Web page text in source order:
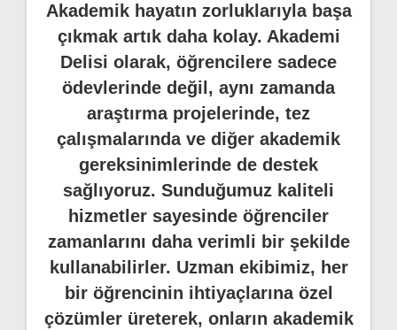
Akademik hayatın zorluklarıyla başa
çıkmak artık daha kolay. Akademi
Delisi olarak, öğrencilere sadece
ödevlerinde değil, aynı zamanda
araştırma projelerinde, tez
çalışmalarında ve diğer akademik
gereksinimlerinde de destek
sağlıyoruz. Sunduğumuz kaliteli
hizmetler sayesinde öğrenciler
zamanlarını daha verimli bir şekilde
kullanabilirler. Uzman ekibimiz, her
bir öğrencinin ihtiyaçlarına özel
çözümler üreterek, onların akademik